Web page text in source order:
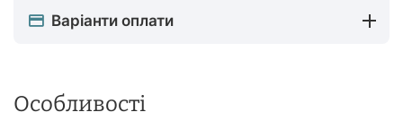
Варіанти оплати
Особливості